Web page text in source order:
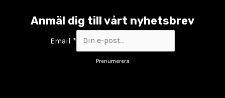
Anmäl dig till vårt nyhetsbrev
Email *
Prenumerera